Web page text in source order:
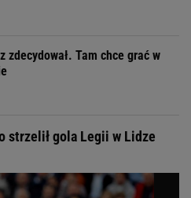
zdecydował. Tam chce grać w
strzelił gola Legii w Lidze